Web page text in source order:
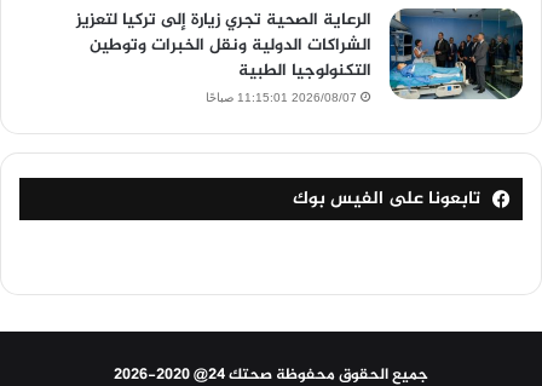
الرعاية الصحية تجري زيارة إلى تركيا لتعزيز
الشراكات الدولية ونقل الخبرات وتوطين
التكنولوجيا الطبية
2026/08/07 11:15:01 صباحًا
تابعونا على الفيس بوك
جميع الحقوق محفوظة صحتك 24@ 2020-2026